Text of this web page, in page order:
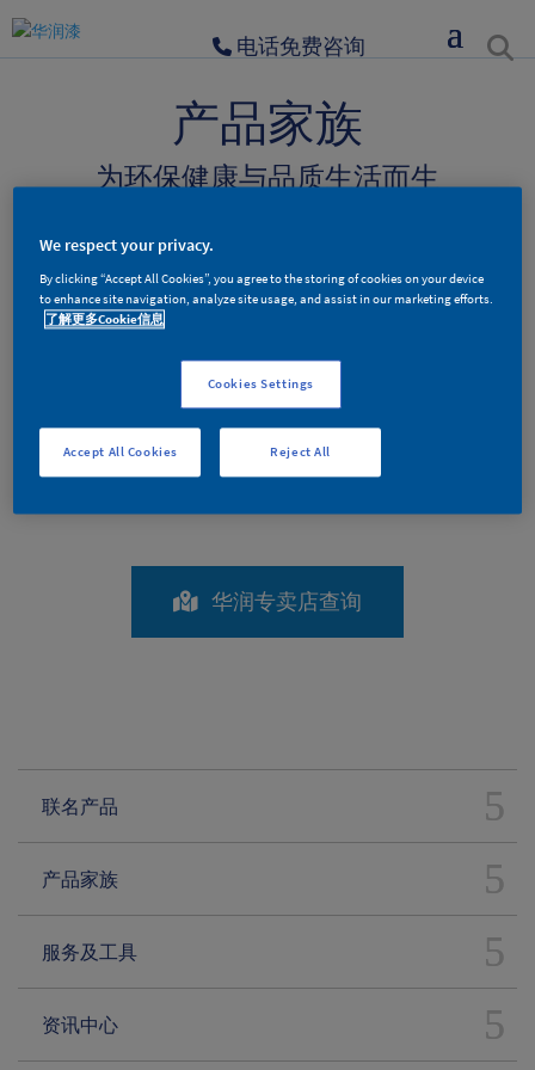
电话免费咨询
产品家族
为环保健康与品质生活而生
墙面漆产品
更多新品，敬请期待。
华润专卖店查询
联名产品
产品家族
服务及工具
资讯中心
We respect your privacy.
By clicking “Accept All Cookies”, you agree to the storing of cookies on your device
to enhance site navigation, analyze site usage, and assist in our marketing efforts.
了解更多Cookie信息
Cookies Settings
Reject All
Accept All Cookies